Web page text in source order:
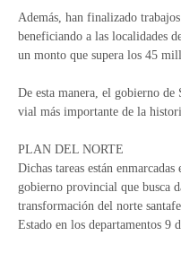
Además, han finalizado
beneficiando a las localidades
un monto que supera los 45
De esta manera, el gobierno
vial más importante de la
PLAN DEL NORTE
Dichas tareas están
gobierno provincial que busca
transformación del norte
Estado en los departamentos 9